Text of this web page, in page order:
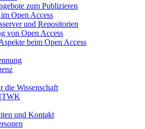
zum Publizieren
Open Access
und Repositorien
von Open Access
beim Open Access
die Wissenschaft
und Kontakt